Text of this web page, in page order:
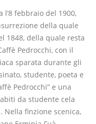
febbraio del 1900,
della quale
1848, della quale resta
Pedrocchi, con il
sparata durante gli
studente, poeta e
Pedrocchi” e una
da studente cela
finzione scenica,